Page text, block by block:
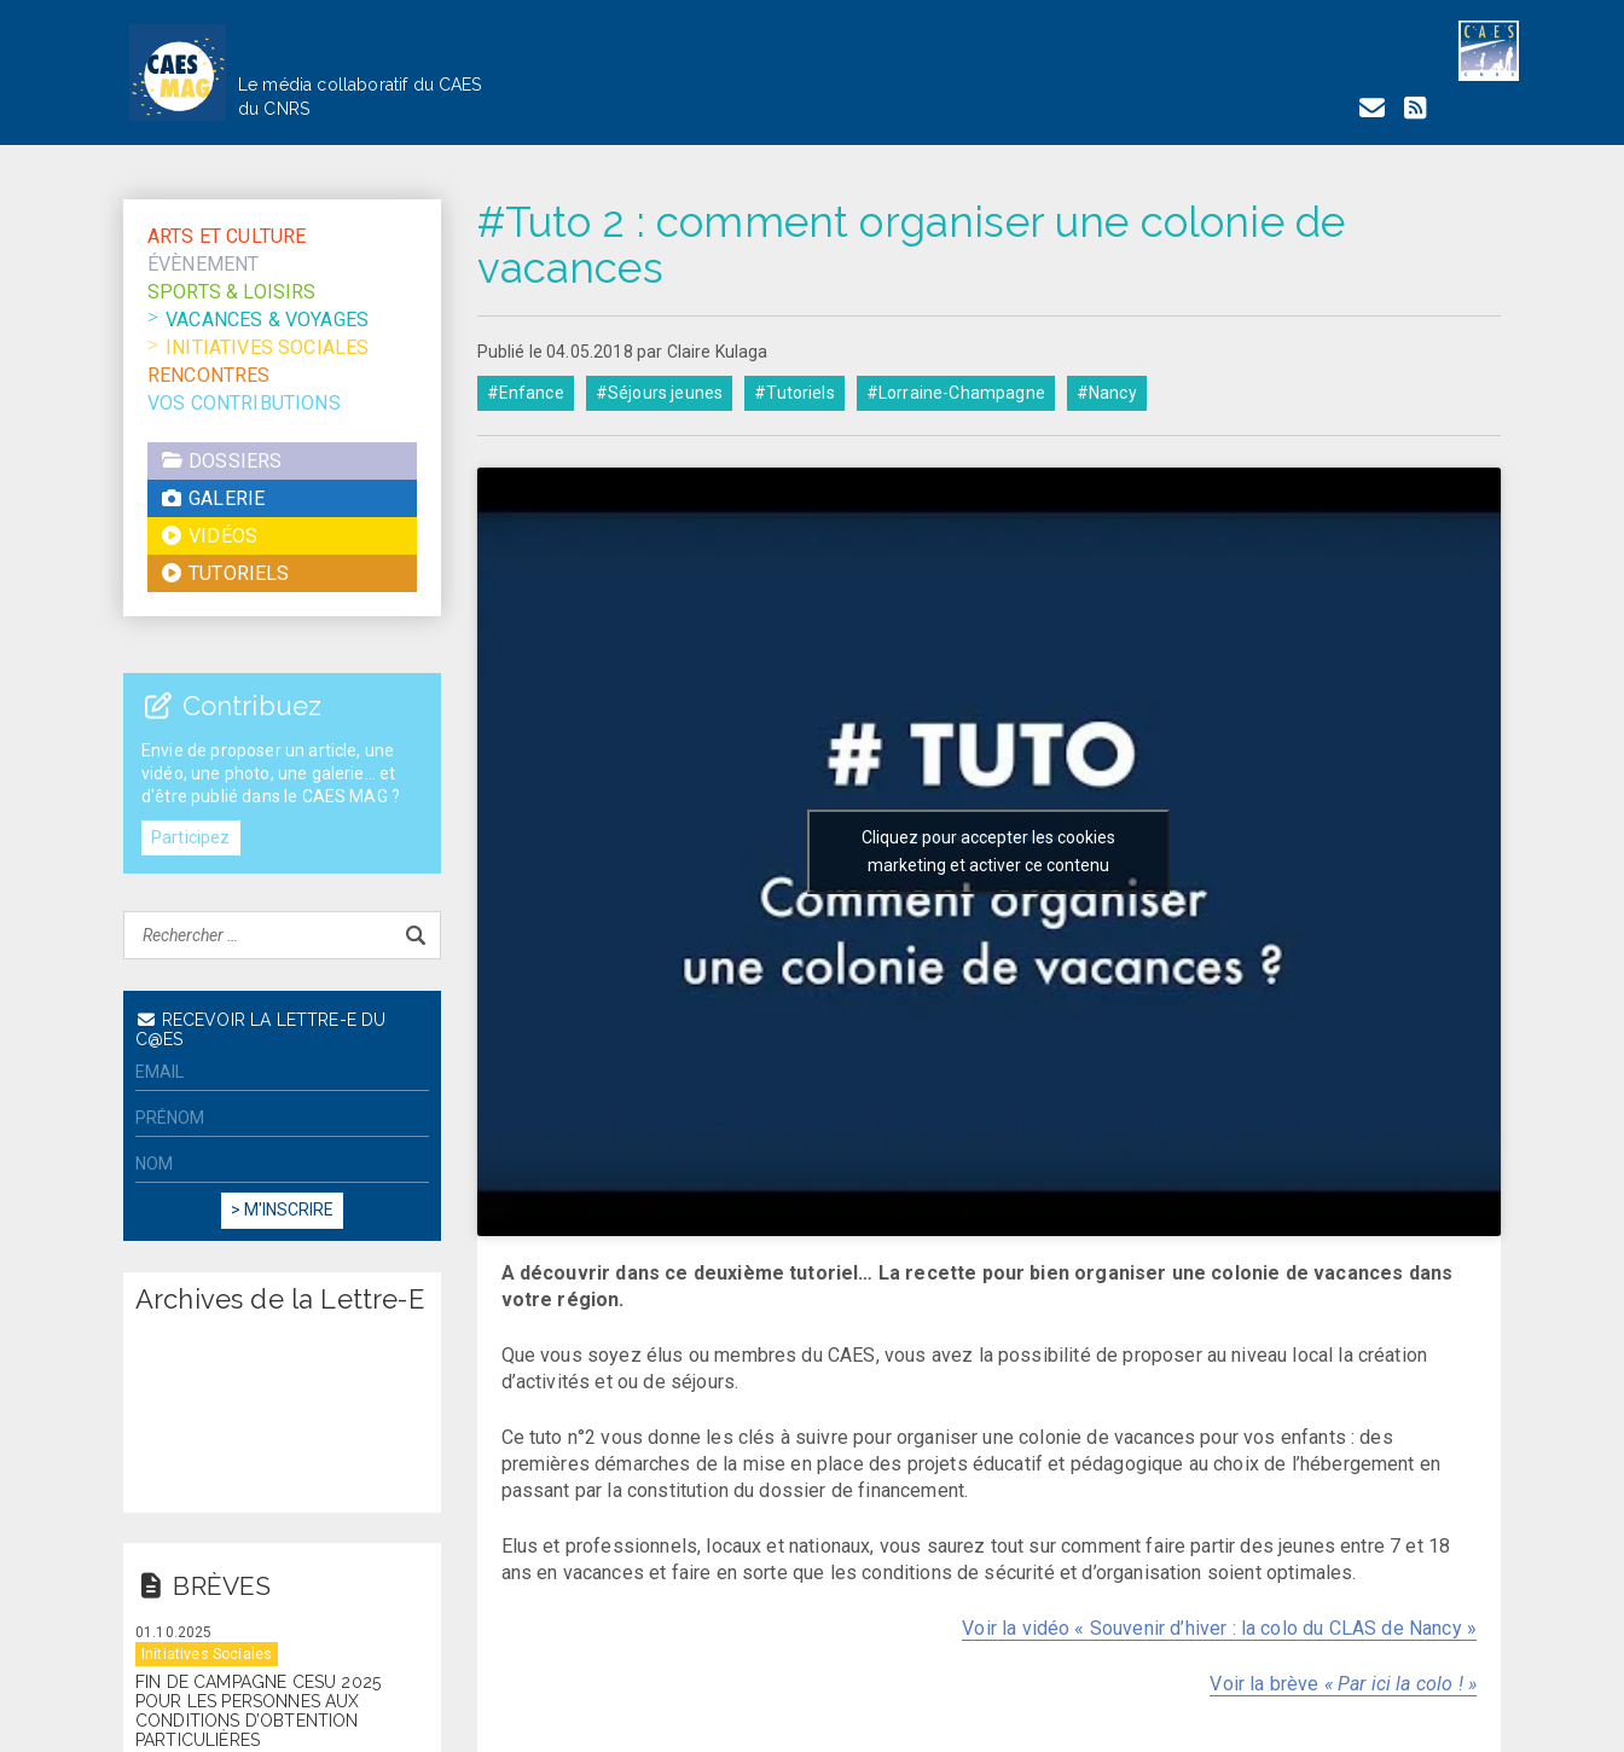
Le média collaboratif du CAES
du CNRS
#Tuto 2 : comment organiser une colonie de
vacances
Publié le 04.05.2018 par Claire Kulaga
#Enfance #Séjours jeunes #Tutoriels #Lorraine-Champagne #Nancy
Cliquez pour accepter les cookies
marketing et activer ce contenu
A découvrir dans ce deuxième tutoriel… La recette pour bien organiser une colonie de vacances dans
votre région.
Que vous soyez élus ou membres du CAES, vous avez la possibilité de proposer au niveau local la création
d’activités et ou de séjours.
Ce tuto n°2 vous donne les clés à suivre pour organiser une colonie de vacances pour vos enfants : des
premières démarches de la mise en place des projets éducatif et pédagogique au choix de l’hébergement en
passant par la constitution du dossier de financement.
Elus et professionnels, locaux et nationaux, vous saurez tout sur comment faire partir des jeunes entre 7 et 18
ans en vacances et faire en sorte que les conditions de sécurité et d’organisation soient optimales.
Voir la vidéo « Souvenir d’hiver : la colo du CLAS de Nancy »
Voir la brève « Par ici la colo ! »
ARTS ET CULTURE
ÉVÈNEMENT
SPORTS & LOISIRS
VACANCES & VOYAGES
INITIATIVES SOCIALES
RENCONTRES
VOS CONTRIBUTIONS
DOSSIERS
GALERIE
VIDÉOS
TUTORIELS
Contribuez
Envie de proposer un article, une
vidéo, une photo, une galerie... et
d'être publié dans le CAES MAG ?
Participez
RECEVOIR LA LETTRE-E DU
C@ES
Archives de la Lettre-E
BRÈVES
01.10.2025
Initiatives Sociales
FIN DE CAMPAGNE CESU 2025
POUR LES PERSONNES AUX
CONDITIONS D’OBTENTION
PARTICULIÈRES